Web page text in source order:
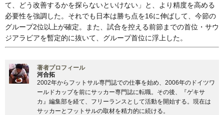
て、どう改善するかを探らないといけない」と、より精度を高める
必要性を強調した。それでも日本は勝ち点を16に伸ばして、今節の
グループ2位以上が確定。また、試合を控える前節までの首位・サウ
ジアラビアを暫定的に抜いて、グループ首位に浮上した。
著者プロフィール
河合拓
2002年からフットサル専門誌での仕事を始め、2006年のドイツワ
ールドカップを前にサッカー専門誌に転職。その後、『ゲキサ
カ』編集部を経て、フリーランスとして活動を開始する。現在は
サッカーとフットサルの取材を精力的に続ける。